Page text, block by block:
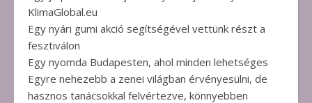
KlimaGlobal.eu
Egy nyári gumi akció segítségével vettünk részt a
fesztiválon
Egy nyomda Budapesten, ahol minden lehetséges
Egyre nehezebb a zenei világban érvényesülni, de
hasznos tanácsokkal felvértezve, könnyebben